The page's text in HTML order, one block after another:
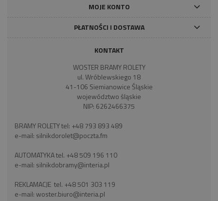
MOJE KONTO
PŁATNOŚCI I DOSTAWA
KONTAKT
WOSTER BRAMY ROLETY
ul. Wróblewskiego 18
41-106 Siemianowice Śląskie
województwo śląskie
NIP: 6262466375
BRAMY ROLETY tel: +48 793 893 489
e-mail: silnikdorolet@poczta.fm
AUTOMATYKA tel. +48 509 196 110
e-mail: silnikdobramy@interia.pl
REKLAMACJE tel. +48 501 303 119
e-mail:woster.biuro@interia.pl